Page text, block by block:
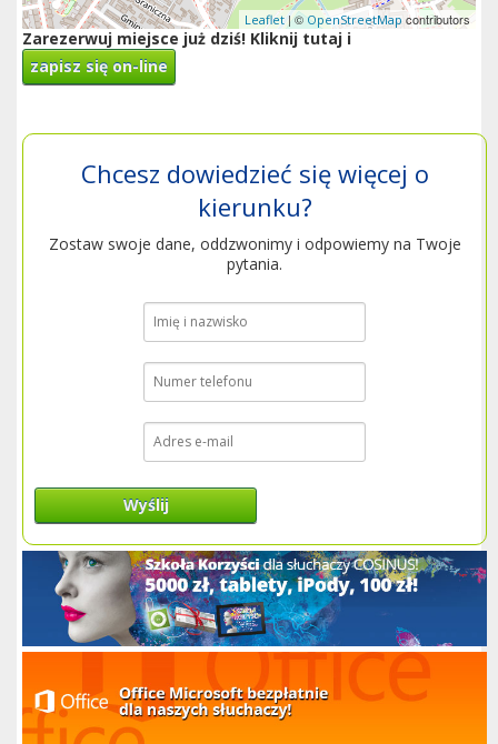
Leaflet | ©OpenStreetMap contributors
Zarezerwuj miejsce już dziś! Kliknij tutaj i
zapisz się on-line
Chcesz dowiedzieć się więcej o
kierunku?
Zostaw swoje dane, oddzwonimy i odpowiemy na Twoje
pytania.
Wyślij